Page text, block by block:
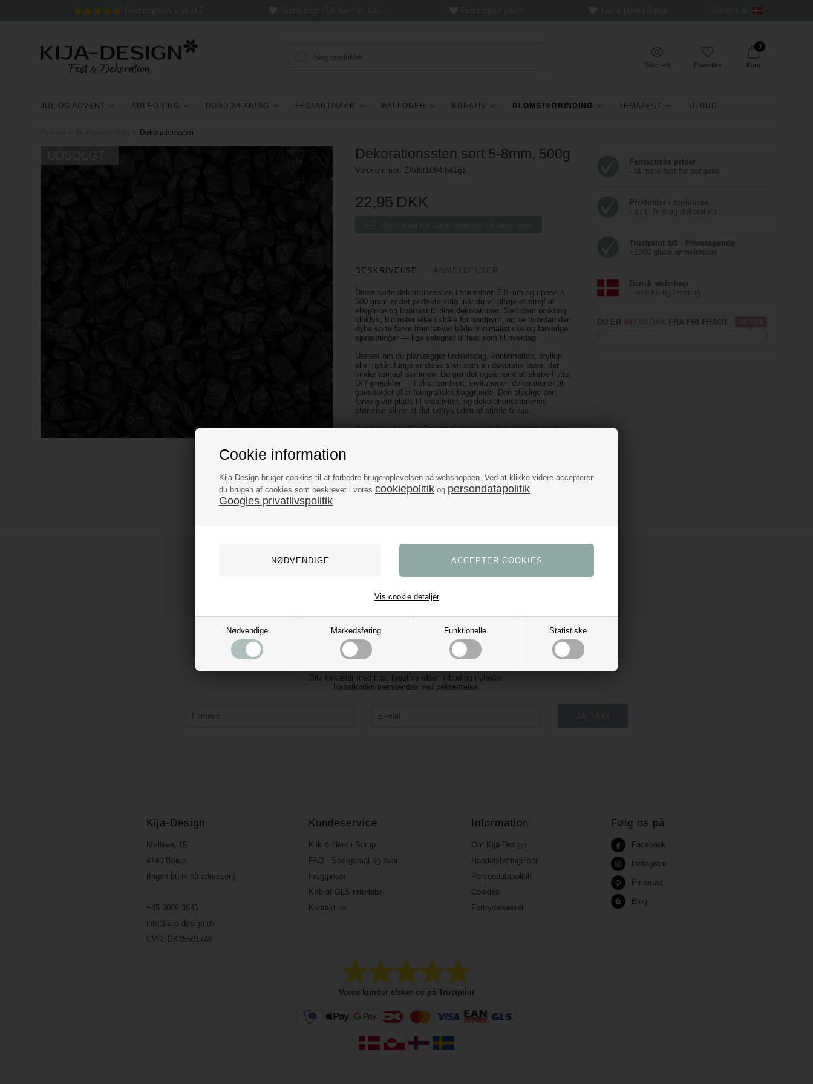
Cookie information
Kija-Design bruger cookies til at forbedre brugeroplevelsen på webshoppen. Ved at klikke videre accepterer
du brugen af cookies som beskrevet i vores cookiepolitik og persondatapolitik
Googles privatlivspolitik
Nødvendige Markedsføring Funktionelle Statistiske
Vis cookie detaljer
Sidst set Favoritter
0
Kurv
JUL OG ADVENT ANLEDNING BORDDÆKNING FESTARTIKLER BALLONER KREATIV BLOMSTERBINDING TEMAFEST TILBUD
Dekorationssten
Dekorationssten sort 5-8mm, 500g
Varenummer:ZAdst1094-b41g1
22,95 DKK
BESKRIVELSE ANMELDELSER
Disse sorte dekorationssten i størrelsen 5‑8 mm og i pose á
500 gram er det perfekte valg, når du vil tilføje et strejf af
elegance og kontrast til dine dekorationer. Sæt dem omkring
bloklys, blomster eller i skåle for bordpynt, og se hvordan den
dybe sorte farve fremhæver både minimalistiske og farverige
opsætninger — lige velegnet til fest som til hverdag.
Uanset om du planlægger fødselsdag, konfirmation, bryllup
eller nytår, fungerer disse sten som en dekorativ base, der
binder temaet sammen. De gør det også nemt at skabe flotte
DIY‑projekter — f.eks. bordkort, invitationer, dekorationer til
gavebordet eller fotografiske baggrunde. Den alsidige sort
farve giver plads til kreativitet, og dekorationsstenenes
størrelse sikrer et flot udtryk uden at stjæle fokus.
Kvaliteten hos Kija‑Design.dk sikrer, at dine dekorationssten
Mål: 5-8 mm
Vægt: 500 gram
Fantastiske priser
- få mere fest for pengene
Produkter i topklasse
- alt til fest og dekoration
Trustpilot 5/5 - Fremragende
+1200 glade anmeldelser
Dansk webshop
- med hurtig levering
DU ER FRA FRI FRAGT
Tilmeld vores nyhedsbrev og få 10% rabat
Bliv forkælet med tips, kreative idéer, tilbud og nyheder.
Rabatkoden fremsendes ved bekræftelse.
Kija-Design
Møllevej 15
4140 Borup
(Ingen butik på adressen)
+45 6089 3645
info@kija-design.dk
CVR: DK35501746
Kundeservice
Klik & Hent i Borup
FAQ - Spørgsmål og svar
Fragtpriser
Køb af GLS returlabel
Kontakt os
Information
Om Kija-Design
Handelsbetingelser
Persondatapolitik
Cookies
Fortrydelsesret
Følg os på
Facebook
Instagram
Pinterest
Blog
Vores kunder elsker os på Trustpilot